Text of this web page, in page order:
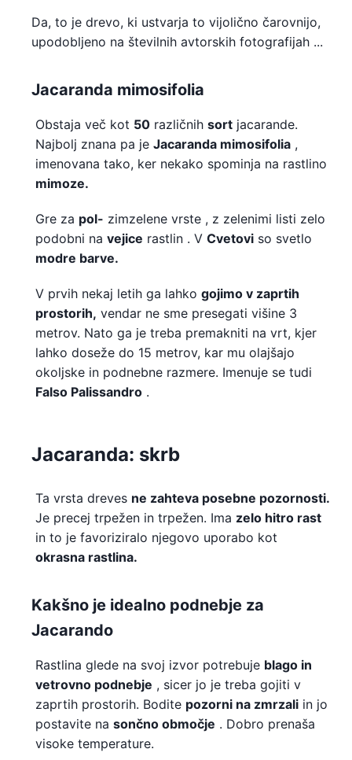
Da, to je drevo, ki ustvarja to vijolično čarovnijo,
upodobljeno na številnih avtorskih fotografijah ...
Jacaranda mimosifolia
Obstaja več kot 50 različnih sort jacarande.
Najbolj znana pa je Jacaranda mimosifolia ,
imenovana tako, ker nekako spominja na rastlino
mimoze.
Gre za pol- zimzelene vrste , z zelenimi listi zelo
podobni na vejice rastlin . V Cvetovi so svetlo
modre barve.
V prvih nekaj letih ga lahko gojimo v zaprtih
prostorih, vendar ne sme presegati višine 3
metrov. Nato ga je treba premakniti na vrt, kjer
lahko doseže do 15 metrov, kar mu olajšajo
okoljske in podnebne razmere. Imenuje se tudi
Falso Palissandro .
Jacaranda: skrb
Ta vrsta dreves ne zahteva posebne pozornosti.
Je precej trpežen in trpežen. Ima zelo hitro rast
in to je favoriziralo njegovo uporabo kot
okrasna rastlina.
Kakšno je idealno podnebje za
Jacarando
Rastlina glede na svoj izvor potrebuje blago in
vetrovno podnebje , sicer jo je treba gojiti v
zaprtih prostorih. Bodite pozorni na zmrzali in jo
postavite na sončno območje . Dobro prenaša
visoke temperature.